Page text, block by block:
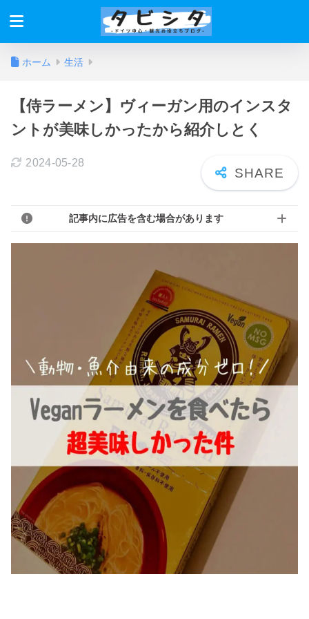
ホーム 生活
【侍ラーメン】ヴィーガン用のインスタ
ントが美味しかったから紹介しとく
2024-05-28
記事内に広告を含む場合があります